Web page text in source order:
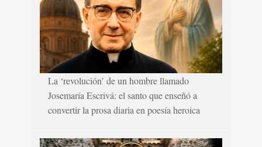
La ‘revolución’ de un hombre llamado
Josemaría Escrivá: el santo que enseñó a
convertir la prosa diaria en poesía heroica